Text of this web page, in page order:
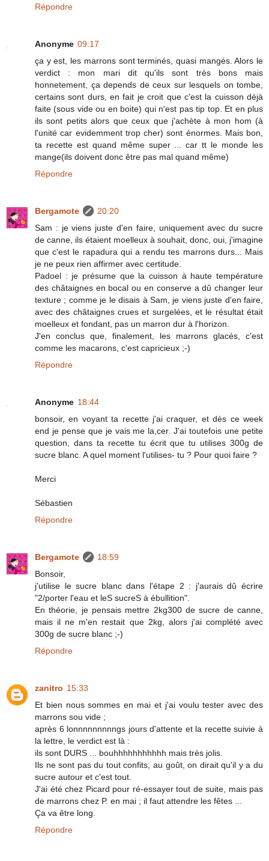
Répondre
Anonyme 09:17
ça y est, les marrons sont terminés, quasi mangés. Alors le
verdict : mon mari dit qu'ils sont très bons mais
honnetement, ça depends de ceux sur lesquels on tombe,
certains sont durs, en fait je croit que c'est la cuisson déjà
faite (sous vide ou en boite) qui n'est pas tip top. Et en plus
ils sont petits alors que ceux que j'achète à mon hom (à
l'unité car evidemment trop cher) sont énormes. Mais bon,
ta recette est quand même super ... car tt le monde les
mange(ils doivent donc être pas mal quand même)
Répondre
Bergamote
20:20
Sam : je viens juste d'en faire, uniquement avec du sucre
de canne, ils étaient moelleux à souhait, donc, oui, j'imagine
que c'est le rapadura qui a rendu tes marrons durs... Mais
je ne peux rien affirmer avec certitude.
Padoel : je présume que la cuisson à haute température
des châtaignes en bocal ou en conserve a dû changer leur
texture ; comme je le disais à Sam, je viens juste d'en faire,
avec des châtaignes crues et surgelées, et le résultat était
moelleux et fondant, pas un marron dur à l'horizon.
J'en conclus que, finalement, les marrons glacés, c'est
comme les macarons, c'est capricieux ;-)
Répondre
Anonyme 18:44
bonsoir, en voyant ta recette j'ai craquer, et dès ce week
end je pense que je vais me la,cer. J'ai toutefois une petite
question, dans ta recette tu écrit que tu utilises 300g de
sucre blanc. A quel moment l'utilises- tu ? Pour quoi faire ?
Merci
Sébastien
Répondre
Bergamote
18:59
Bonsoir,
j'utilise le sucre blanc dans l'étape 2 : j'aurais dû écrire
"2/porter l'eau et leS sucreS à ébullition".
En théorie, je pensais mettre 2kg300 de sucre de canne,
mais il ne m'en restait que 2kg, alors j'ai complété avec
300g de sucre blanc ;-)
Répondre
zanitro 15:33
Et bien nous sommes en mai et j'ai voulu tester avec des
marrons sou vide ;
après 6 lonnnnnnnnngs jours d'attente et la recette suivie à
la lettre, le verdict est là :
ils sont DURS ... bouhhhhhhhhhhh mais très jolis.
Ils ne sont pas du tout confits; au goût, on dirait qu'il y a du
sucre autour et c'est tout.
J'ai été chez Picard pour ré-essayer tout de suite, mais pas
de marrons chez P. en mai ; il faut attendre les fêtes ...
Ça va être long.
Répondre